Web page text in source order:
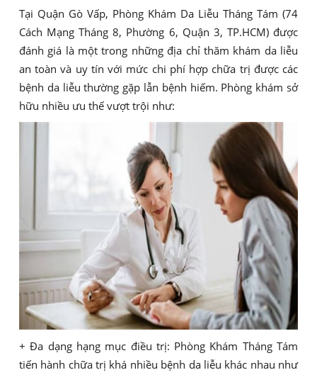
Tại Quận Gò Vấp, Phòng Khám Da Liễu Tháng Tám (74
Cách Mạng Tháng 8, Phường 6, Quận 3, TP.HCM) được
đánh giá là một trong những địa chỉ thăm khám da liễu
an toàn và uy tín với mức chi phí hợp chữa trị được các
bệnh da liễu thường gặp lẫn bệnh hiếm. Phòng khám sở
hữu nhiều ưu thế vượt trội như:
+ Đa dạng hạng mục điều trị: Phòng Khám Tháng Tám
tiến hành chữa trị khá nhiều bệnh da liễu khác nhau như